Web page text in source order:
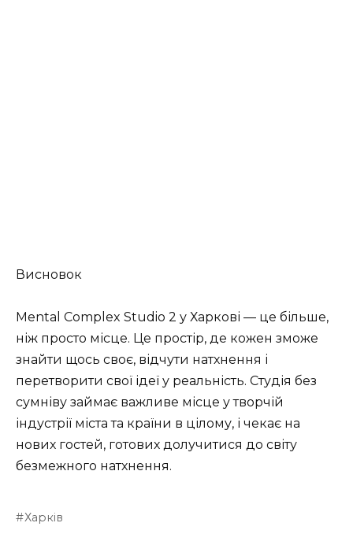
Висновок
Mental Complex Studio 2 у Харкові — це більше,
ніж просто місце. Це простір, де кожен зможе
знайти щось своє, відчути натхнення і
перетворити свої ідеї у реальність. Студія без
сумніву займає важливе місце у творчій
індустрії міста та країни в цілому, і чекає на
нових гостей, готових долучитися до світу
безмежного натхнення.
Харків